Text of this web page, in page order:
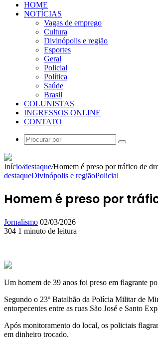
HOME
NOTÍCIAS
Vagas de emprego
Cultura
Divinópolis e região
Esportes
Geral
Policial
Política
Saúde
Brasil
COLUNISTAS
INGRESSOS ONLINE
CONTATO
Procurar
Início/destaque/Homem é preso por tráfico de
destaqueDivinópolis e regiãoPolicial
Homem é preso por
Jornalismo Mande
um
02/03/2026
304 1 minuto de leitura
Um homem de 39 anos foi preso em flagrante
Segundo o 23º Batalhão da Polícia Militar de
entorpecentes entre as ruas São José e Santo
Após monitoramento do local, os policiais
em dinheiro trocado.